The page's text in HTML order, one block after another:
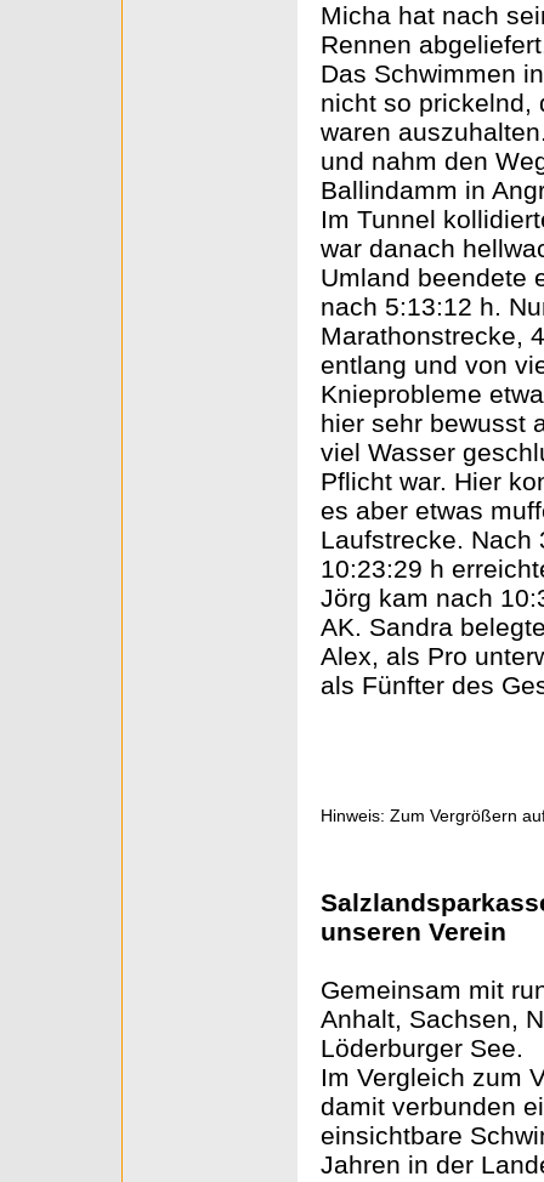
Micha hat nach
Rennen
Das Schwimmen
nicht so prickelnd,
waren
und nahm den
Ballindamm in
Im Tunnel
war danach
Umland beendete
nach 5:13:12 h.
Marathonstrecke,
entlang und von
Knieprobleme
hier sehr bewusst
viel Wasser
Pflicht war. Hier
es aber etwas
Laufstrecke. Nach
10:23:29 h
Jörg kam nach
AK. Sandra
Alex, als Pro
als Fünfter des
Hinweis: Zum Vergrößern
unseren Verein
Gemeinsam mit
Anhalt, Sachsen,
Löderburger See.
Im Vergleich zum
damit verbunden
einsichtbare
Jahren in der